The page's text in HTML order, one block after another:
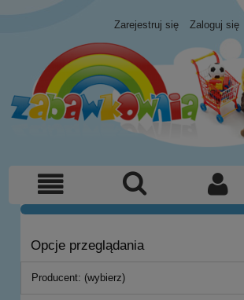
Zarejestruj się Zaloguj się
Opcje przeglądania
Producent: (wybierz)